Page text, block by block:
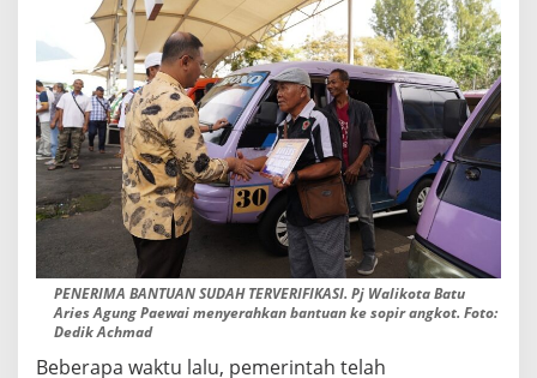
PENERIMA BANTUAN SUDAH TERVERIFIKASI. Pj Walikota Batu
Aries Agung Paewai menyerahkan bantuan ke sopir angkot. Foto:
Dedik Achmad
Beberapa waktu lalu, pemerintah telah